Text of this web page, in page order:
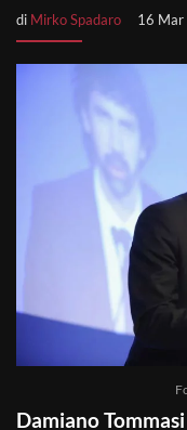
di Mirko Spadaro 16 Mar
Damiano Tommasi